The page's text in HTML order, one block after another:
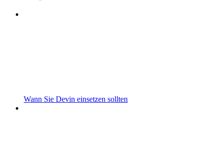
Wann Sie Devin einsetzen sollten